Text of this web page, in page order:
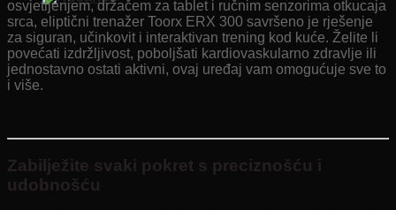
osvjetljenjem, držačem za tablet i ručnim senzorima otkucaja
srca, eliptični trenažer Toorx ERX 300 savršeno je rješenje
za siguran, učinkovit i interaktivan trening kod kuće. Želite li
povećati izdržljivost, poboljšati kardiovaskularno zdravlje ili
jednostavno ostati aktivni, ovaj uređaj vam omogućuje sve to
i više.
Zabilježite svaki pokret s preciznošću i
udobnošću